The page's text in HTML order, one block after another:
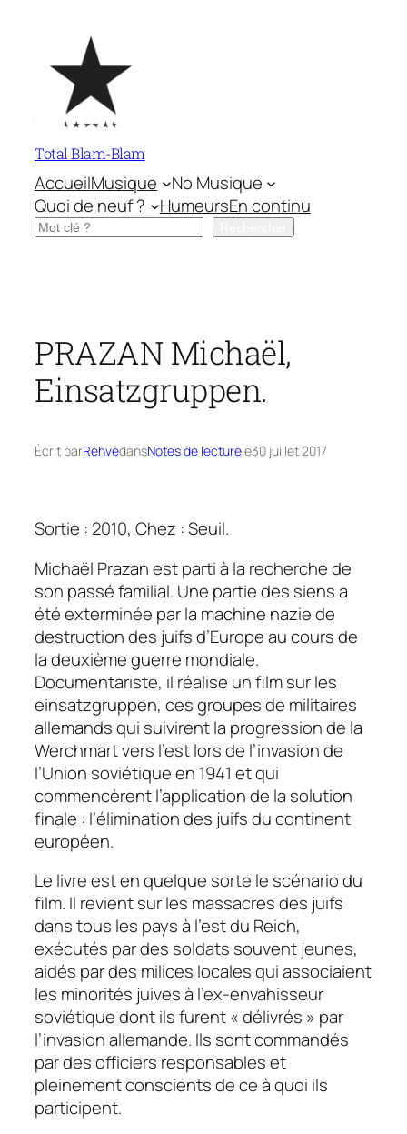
contenu
Total Blam-Blam
AccueilMusique
No Musique
Quoi de neuf ?
HumeursEn continu
Rechercher
PRAZAN Michaël,
Einsatzgruppen.
Écrit parRehvedansNotes de lecturele30 juillet 2017
Sortie : 2010, Chez : Seuil.
Michaël Prazan est parti à la recherche de
son passé familial. Une partie des siens a
été exterminée par la machine nazie de
destruction des juifs d’Europe au cours de
la deuxième guerre mondiale.
Documentariste, il réalise un film sur les
einsatzgruppen, ces groupes de militaires
allemands qui suivirent la progression de la
Werchmart vers l’est lors de l’invasion de
l’Union soviétique en 1941 et qui
commencèrent l’application de la solution
finale : l’élimination des juifs du continent
européen.
Le livre est en quelque sorte le scénario du
film. Il revient sur les massacres des juifs
dans tous les pays à l’est du Reich,
exécutés par des soldats souvent jeunes,
aidés par des milices locales qui associaient
les minorités juives à l’ex-envahisseur
soviétique dont ils furent « délivrés » par
l’invasion allemande. Ils sont commandés
par des officiers responsables et
pleinement conscients de ce à quoi ils
participent.